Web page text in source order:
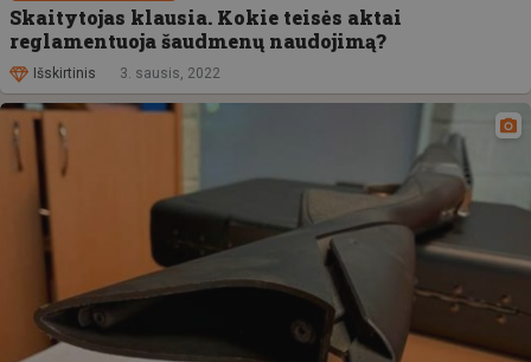
Skaitytojas klausia. Kokie teisės aktai
reglamentuoja šaudmenų naudojimą?
Išskirtinis 3. sausis, 2022